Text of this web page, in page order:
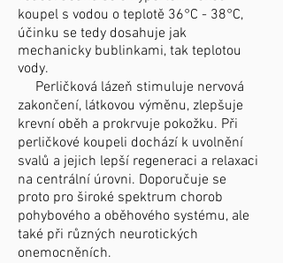
koupel s vodou o teplotě 36°C - 38°C,
účinku se tedy dosahuje jak
mechanicky bublinkami, tak teplotou
vody.
Perličková lázeň stimuluje nervová
zakončení, látkovou výměnu, zlepšuje
krevní oběh a prokrvuje pokožku. Při
perličkové koupeli dochází k uvolnění
svalů a jejich lepší regeneraci a relaxaci
na centrální úrovni. Doporučuje se
proto pro široké spektrum chorob
pohybového a oběhového systému, ale
také při různých neurotických
onemocněních.